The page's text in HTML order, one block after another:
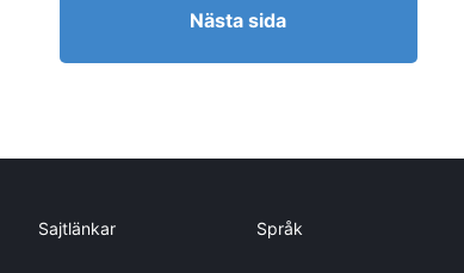
Nästa sida
Sajtlänkar Språk